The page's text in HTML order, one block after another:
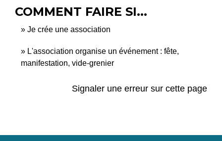
COMMENT FAIRE SI...
Je crée une association
L'association organise un événement : fête,
manifestation, vide-grenier
Signaler une erreur sur cette page